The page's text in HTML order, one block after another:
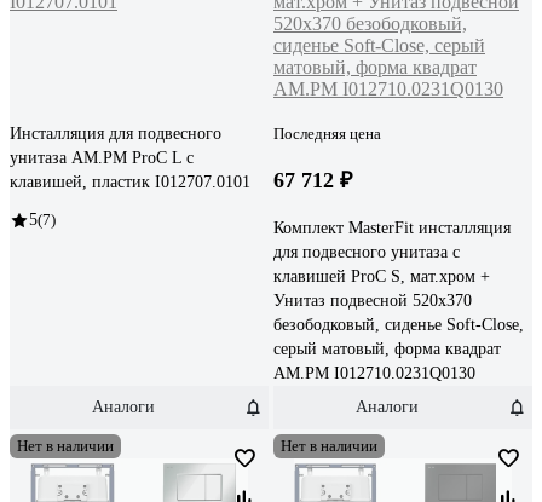
Инсталляция для подвесного
унитаза AM.PM ProC L с
клавишей, пластик I012707.0101
5(7)
Аналоги
Последняя цена
67 712 ₽
Комплект MasterFit инсталляция
для подвесного унитаза с
клавишей ProC S, мат.хром +
Унитаз подвесной 520х370
безободковый, сиденье Soft-Close,
серый матовый, форма квадрат
AM.PM I012710.0231Q0130
Аналоги
Нет в наличии Нет в наличии